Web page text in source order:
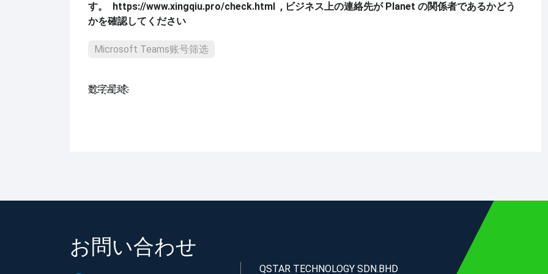
す。 https://www.xingqiu.pro/check.html
, ビジネス上の連絡先が Planet の関係者であるかどう
かを確認してください
Microsoft Teams账号筛选
数҈字҈星҈球҈͏
お問い合わせ
QSTAR TECHNOLOGY SDN.BHD